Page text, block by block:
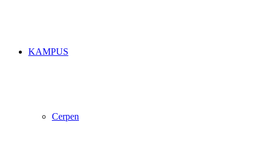
KAMPUS
Cerpen